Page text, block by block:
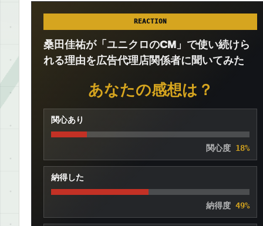
REACTION
桑田佳祐が「ユニクロのCM」で使い続けら
れる理由を広告代理店関係者に聞いてみた
あなたの感想は？
関心あり
関心度 18%
納得した
納得度 49%